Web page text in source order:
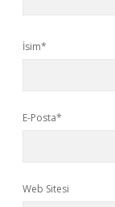
İsim*
E-Posta*
Web Sitesi